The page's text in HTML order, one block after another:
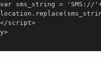
sms_string = 'SMS://
script>